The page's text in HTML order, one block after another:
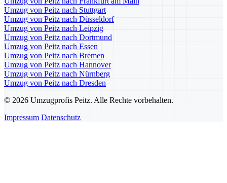
Umzug von Peitz nach Stuttgart
Umzug von Peitz nach Düsseldorf
Umzug von Peitz nach Leipzig
Umzug von Peitz nach Dortmund
Umzug von Peitz nach Essen
Umzug von Peitz nach Bremen
Umzug von Peitz nach Hannover
Umzug von Peitz nach Nürnberg
Umzug von Peitz nach Dresden
© 2026 Umzugprofis Peitz. Alle Rechte vorbehalten.
Impressum Datenschutz